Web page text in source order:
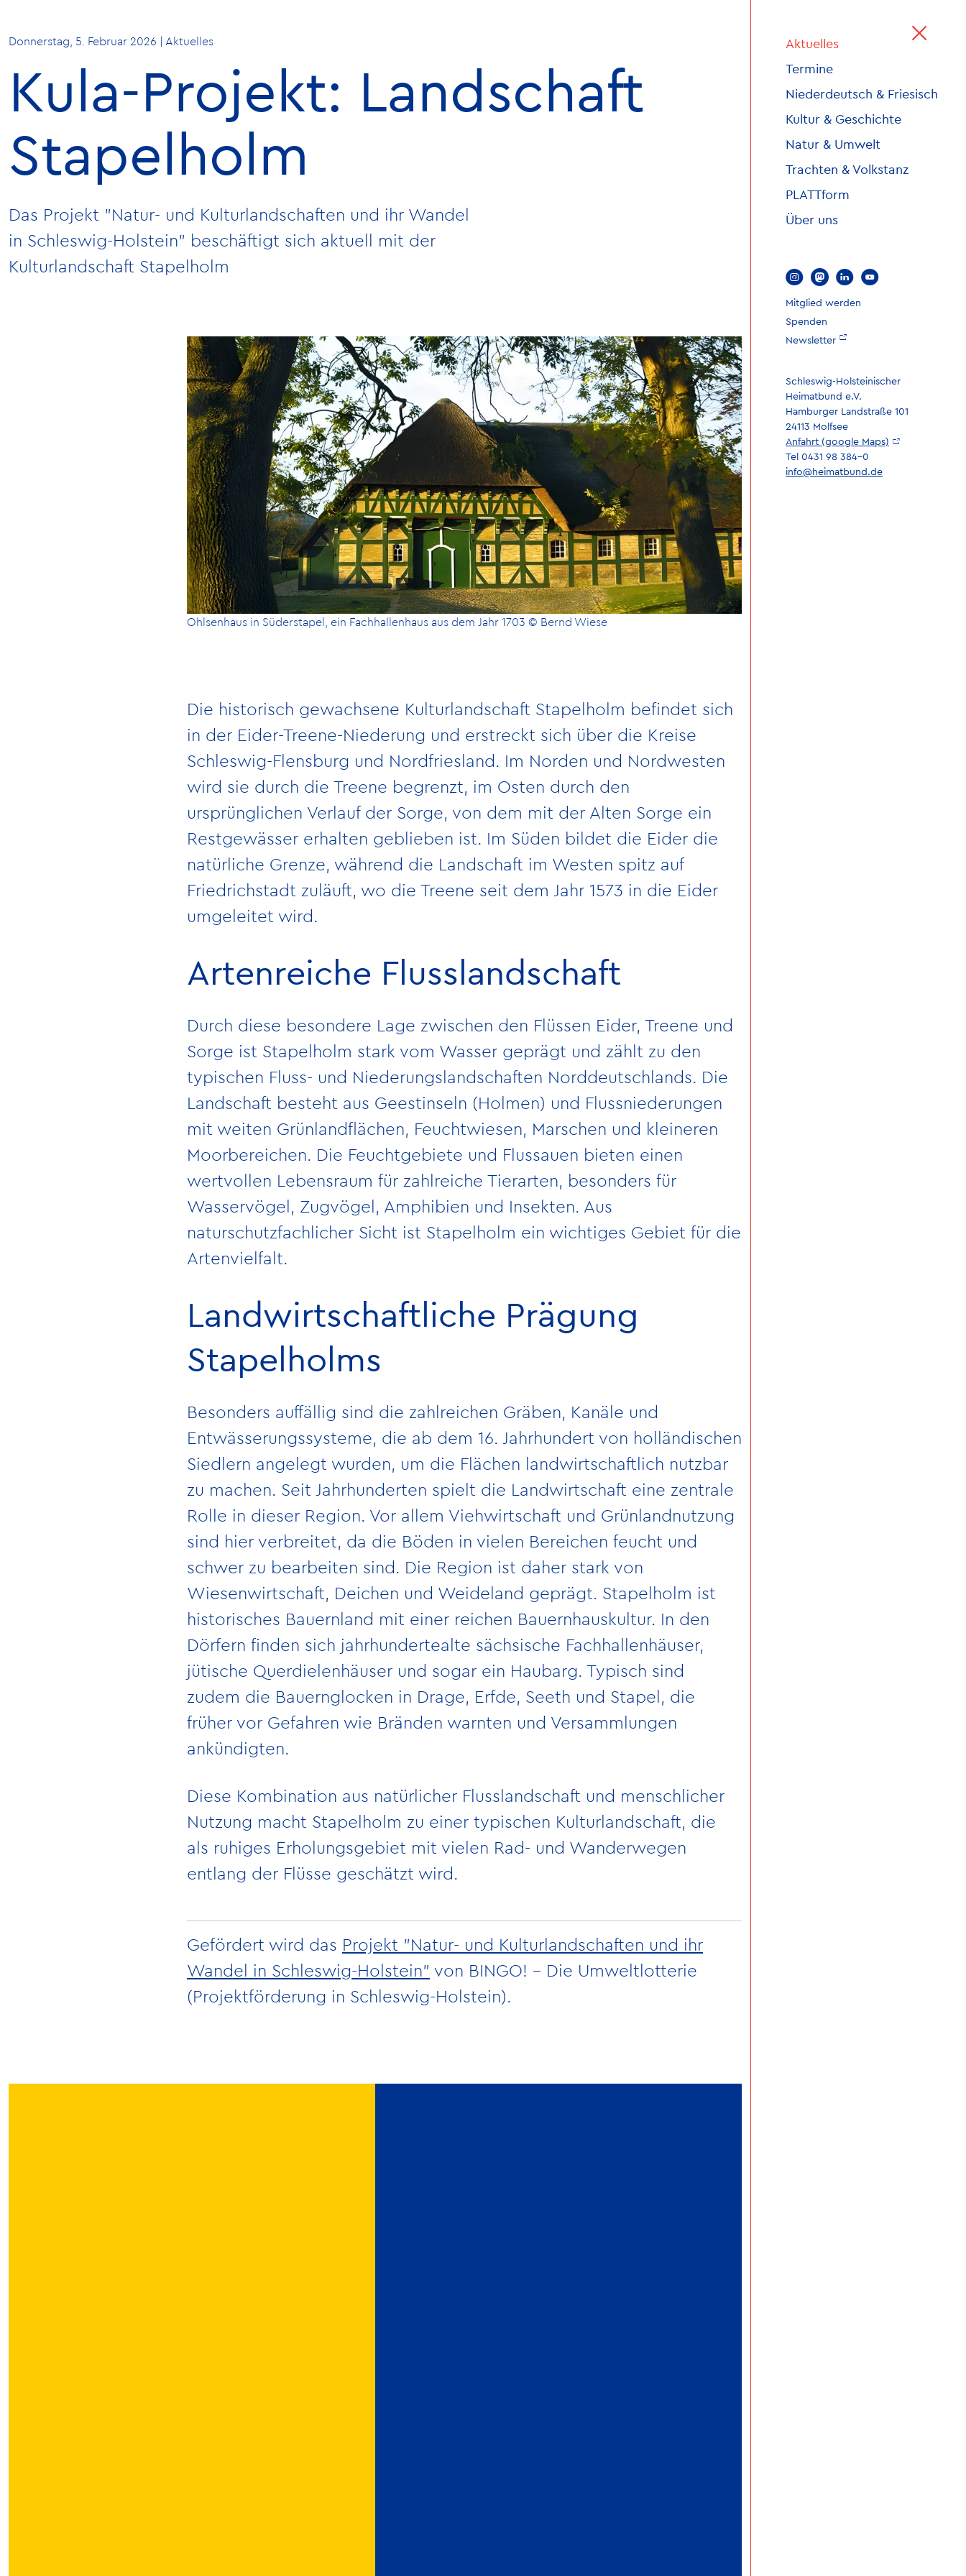
Aktuelles
Termine
Niederdeutsch & Friesisch
Kultur & Geschichte
Natur & Umwelt
Trachten & Volkstanz
PLATTform
Über uns
l f n y
Mitglied werden
Spenden
Newsletter
Schleswig-Holsteinischer
Heimatbund e.V.
Hamburger Landstraße 101
24113 Molfsee
Anfahrt (google Maps)
Tel 0431 98 384-0
info@heimatbund.de
Donnerstag, 5. Februar 2026 | Aktuelles
Kula-Projekt: Landschaft
Stapelholm
Das Projekt "Natur- und Kulturlandschaften und ihr Wandel
in Schleswig-Holstein" beschäftigt sich aktuell mit der
Kulturlandschaft Stapelholm
Ohlsenhaus in Süderstapel, ein Fachhallenhaus aus dem Jahr 1703 © Bernd Wiese
Die historisch gewachsene Kulturlandschaft Stapelholm befindet sich
in der Eider-Treene-Niederung und erstreckt sich über die Kreise
Schleswig-Flensburg und Nordfriesland. Im Norden und Nordwesten
wird sie durch die Treene begrenzt, im Osten durch den
ursprünglichen Verlauf der Sorge, von dem mit der Alten Sorge ein
Restgewässer erhalten geblieben ist. Im Süden bildet die Eider die
natürliche Grenze, während die Landschaft im Westen spitz auf
Friedrichstadt zuläuft, wo die Treene seit dem Jahr 1573 in die Eider
umgeleitet wird.
Artenreiche Flusslandschaft
Durch diese besondere Lage zwischen den Flüssen Eider, Treene und
Sorge ist Stapelholm stark vom Wasser geprägt und zählt zu den
typischen Fluss- und Niederungslandschaften Norddeutschlands. Die
Landschaft besteht aus Geestinseln (Holmen) und Flussniederungen
mit weiten Grünlandflächen, Feuchtwiesen, Marschen und kleineren
Moorbereichen. Die Feuchtgebiete und Flussauen bieten einen
wertvollen Lebensraum für zahlreiche Tierarten, besonders für
Wasservögel, Zugvögel, Amphibien und Insekten. Aus
naturschutzfachlicher Sicht ist Stapelholm ein wichtiges Gebiet für die
Artenvielfalt.
Landwirtschaftliche Prägung
Stapelholms
Besonders auffällig sind die zahlreichen Gräben, Kanäle und
Entwässerungssysteme, die ab dem 16. Jahrhundert von holländischen
Siedlern angelegt wurden, um die Flächen landwirtschaftlich nutzbar
zu machen. Seit Jahrhunderten spielt die Landwirtschaft eine zentrale
Rolle in dieser Region. Vor allem Viehwirtschaft und Grünlandnutzung
sind hier verbreitet, da die Böden in vielen Bereichen feucht und
schwer zu bearbeiten sind. Die Region ist daher stark von
Wiesenwirtschaft, Deichen und Weideland geprägt. Stapelholm ist
historisches Bauernland mit einer reichen Bauernhauskultur. In den
Dörfern finden sich jahrhundertealte sächsische Fachhallenhäuser,
jütische Querdielenhäuser und sogar ein Haubarg. Typisch sind
zudem die Bauernglocken in Drage, Erfde, Seeth und Stapel, die
früher vor Gefahren wie Bränden warnten und Versammlungen
ankündigten.
Diese Kombination aus natürlicher Flusslandschaft und menschlicher
Nutzung macht Stapelholm zu einer typischen Kulturlandschaft, die
als ruhiges Erholungsgebiet mit vielen Rad- und Wanderwegen
entlang der Flüsse geschätzt wird.
Gefördert wird das Projekt "Natur- und Kulturlandschaften und ihr
Wandel in Schleswig-Holstein" von BINGO! – Die Umweltlotterie
(Projektförderung in Schleswig-Holstein).